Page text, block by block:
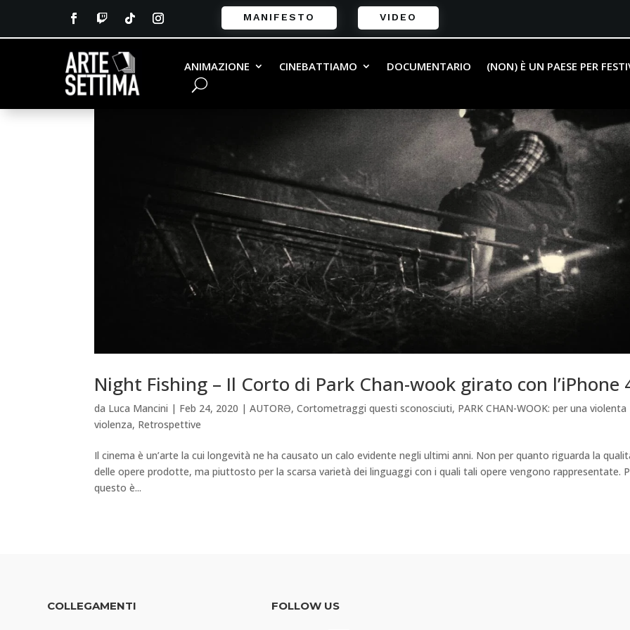
MANIFESTO VIDEO
ANIMAZIONE CINEBATTIAMO DOCUMENTARIO (NON) È UN PAESE PER
Night Fishing – Il Corto di Park Chan-wook girato con l’iPhone
da Luca Mancini | Feb 24, 2020 |AUTORƏ,Cortometraggi questi sconosciuti, PARK CHAN-WOOK: per una violenta
violenza, Retrospettive
Il cinema è un’arte la cui longevità ne ha causato un calo evidente negli ultimi anni. Non per quanto riguarda la
delle opere prodotte, ma piuttosto per la scarsa varietà dei linguaggi con i quali tali opere vengono rappresentate.
questo è...
COLLEGAMENTI FOLLOW US